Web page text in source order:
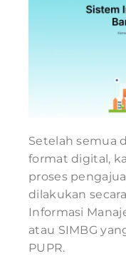
Setelah semua
format digital,
proses
dilakukan
Informasi
atau SIMBG
PUPR.